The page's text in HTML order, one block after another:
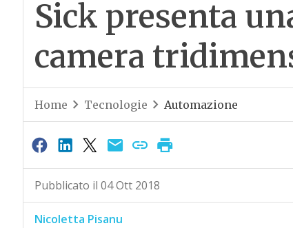
Sick presenta
camera
Home Tecnologie Automazione
Pubblicato il 04 Ott 2018
Nicoletta Pisanu